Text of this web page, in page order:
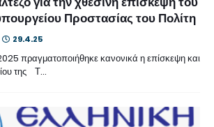
Προστασίας του Πολίτη
29.4.25
πραγματοποιήθηκε κανονικά η επίσκεψη και
της Τ…